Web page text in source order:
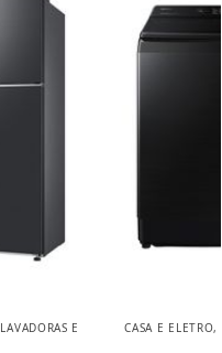
LAVADORAS E
CASA E ELETRO,